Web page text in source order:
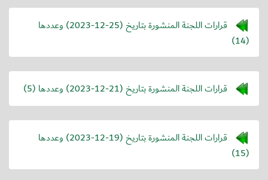
قرارات اللجنة المنشورة بتاريخ (2023-12-25) وعددها
(14)
قرارات اللجنة المنشورة بتاريخ (2023-12-21) وعددها (5)
قرارات اللجنة المنشورة بتاريخ (2023-12-19) وعددها
(15)